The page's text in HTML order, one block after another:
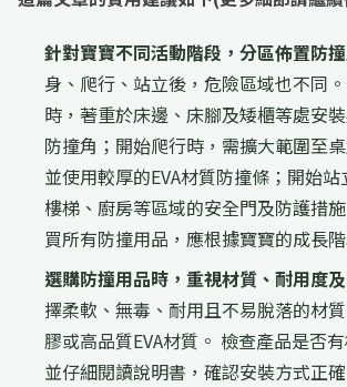
針對寶寶不同活動階段，分區佈置防撞
身、爬行、站立後，危險區域也不同
時，著重於床邊、床腳及矮櫃等處安
防撞角；開始爬行時，需擴大範圍至
並使用較厚的EVA材質防撞條；開始
樓梯、廚房等區域的安全門及防護措
買所有防撞用品，應根據寶寶的成長
選購防撞用品時，重視材質、耐用度及
擇柔軟、無毒、耐用且不易脫落的材
膠或高品質EVA材質。 檢查產品是否
並仔細閱讀說明書，確認安裝方式正